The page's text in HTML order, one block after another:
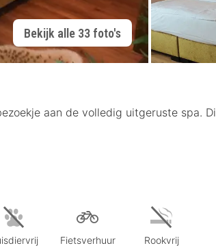
Bekijk alle 33 foto's
aan de volledig uitgeruste spa.
Fietsverhuur Rookvrij